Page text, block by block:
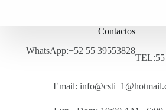
Contactos
WhatsApp:+52 55 39553828
TEL:55
Email: